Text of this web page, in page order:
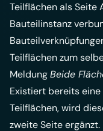
Teilflächen als Seite
Bauteilinstanz
Teilflächen zum
MeldungBeide
Existiert bereits
Teilflächen, wird
zweite Seite ergänzt.